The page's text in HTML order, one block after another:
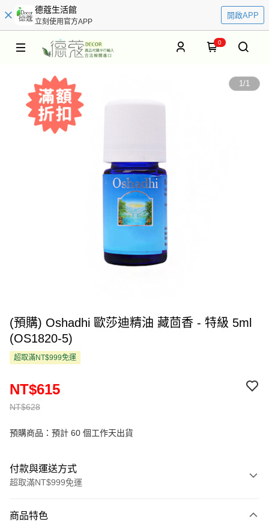
德蔻生活館
立刻使用官方APP
開啟APP
0
1/1
(預購) Oshadhi 歐莎迪精油 藏茴香 - 特級 5ml
(OS1820-5)
超取滿NT$999免運
NT$628
NT$615
預購商品：預計 60 個工作天出貨
付款與運送方式
超取滿NT$999免運
信用卡一次付款
商品特色